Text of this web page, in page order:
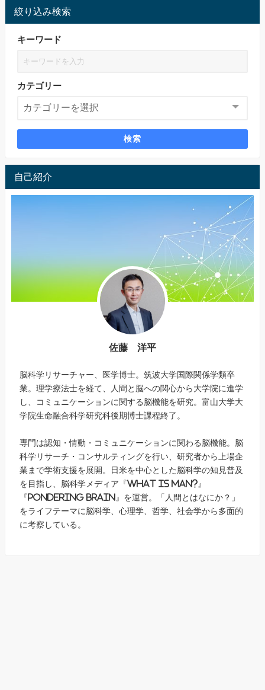
絞り込み検索
キーワード
カテゴリー
検索
自己紹介
佐藤 洋平
脳科学リサーチャー、医学博士。筑波大学国際関係学類卒
業。理学療法士を経て、人間と脳への関心から大学院に進学
し、コミュニケーションに関する脳機能を研究。富山大学大
学院生命融合科学研究科後期博士課程終了。
専門は認知・情動・コミュニケーションに関わる脳機能。脳
科学リサーチ・コンサルティングを行い、研究者から上場企
業まで学術支援を展開。日米を中心とした脳科学の知見普及
を目指し、脳科学メディア『What is Man?』
『Pondering Brain』を運営。「人間とはなにか？」
をライフテーマに脳科学、心理学、哲学、社会学から多面的
に考察している。